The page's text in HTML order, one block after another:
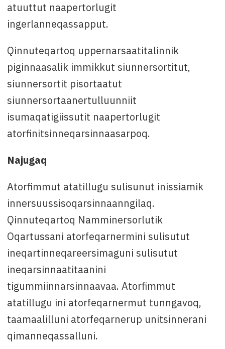
atuuttut naapertorlugit
ingerlanneqassapput.
Qinnuteqartoq uppernarsaatitalinnik
piginnaasalik immikkut siunnersortitut,
siunnersortit pisortaatut
siunnersortaanertulluunniit
isumaqatigiissutit naapertorlugit
atorfinitsinneqarsinnaasarpoq.
Najugaq
Atorfimmut atatillugu sulisunut inissiamik
innersuussisoqarsinnaanngilaq.
Qinnuteqartoq Namminersorlutik
Oqartussani atorfeqarnermini sulisutut
ineqartinneqareersimaguni sulisutut
ineqarsinnaatitaanini
tigummiinnarsinnaavaa. Atorfimmut
atatillugu ini atorfeqarnermut tunngavoq,
taamaalilluni atorfeqarnerup unitsinnerani
qimanneqassalluni.